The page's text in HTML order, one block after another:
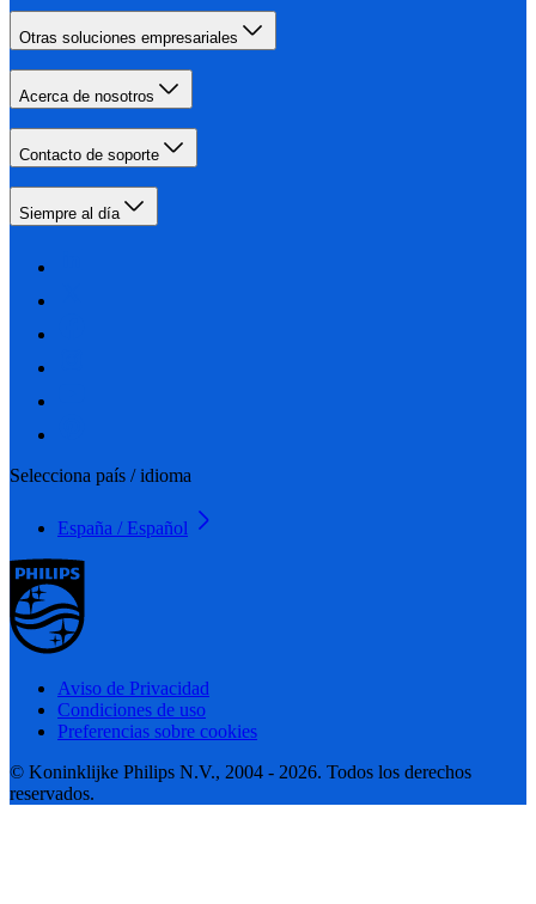
Otras soluciones empresariales
Acerca de nosotros
Contacto de soporte
Siempre al día
Selecciona país / idioma
España / Español
Aviso de Privacidad
Condiciones de uso
Preferencias sobre cookies
© Koninklijke Philips N.V., 2004 - 2026. Todos los derechos
reservados.